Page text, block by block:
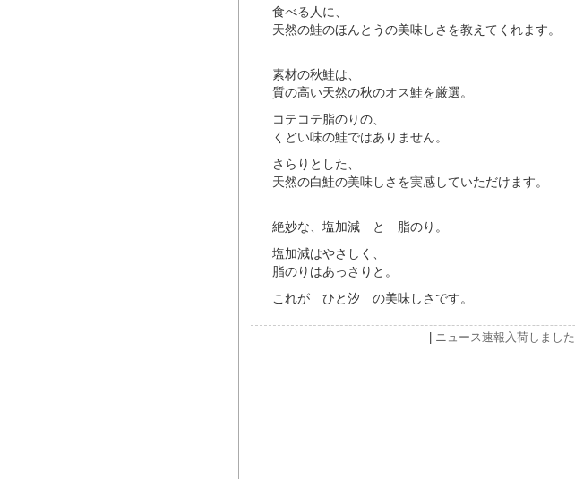
食べる人に、
天然の鮭のほんとうの美味しさを教えてくれます。
素材の秋鮭は、
質の高い天然の秋のオス鮭を厳選。
コテコテ脂のりの、
くどい味の鮭ではありません。
さらりとした、
天然の白鮭の美味しさを実感していただけます。
絶妙な、塩加減 と 脂のり。
塩加減はやさしく、
脂のりはあっさりと。
これが ひと汐 の美味しさです。
ニュース速報 入荷しました